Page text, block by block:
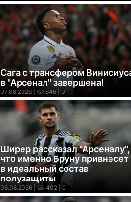
Сага с трансфером
в "Арсенал" завершена!
07.08.2026 | 646 | 0
Ширер рассказал "Арсеналу",
что именно Бруну привнесет
в идеальный состав
полузащиты
06.08.2026 | 402 | 0